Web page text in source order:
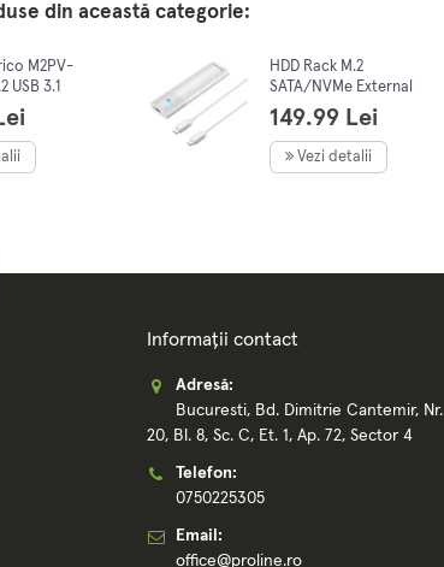
din această categorie:
M2PV-
USB 3.1
HDD Rack M.2
SATA/NVMe External
Enclosure, Orico
PWDM2-G2-WH-EP,
USB-C, 10Gbps (silver)
149.99 Lei
Vezi detalii
Informații contact
Adresă:
Bucuresti, Bd. Dimitrie Cantemir, Nr.
20, Bl. 8, Sc. C, Et. 1, Ap. 72, Sector 4
Telefon:
0750225305
Email:
office@proline.ro